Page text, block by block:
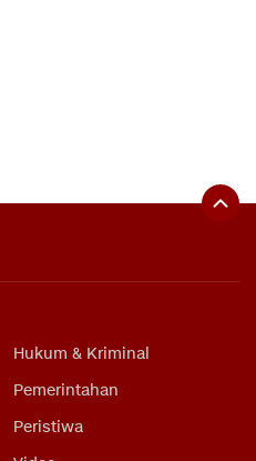
Hukum & Kriminal
Pemerintahan
Peristiwa